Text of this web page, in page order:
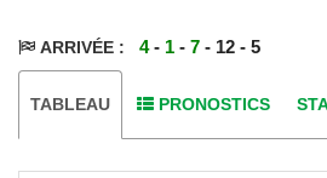
ARRIVÉE : 4- 1 -7 - 12 - 5
TABLEAU PRONOSTICS